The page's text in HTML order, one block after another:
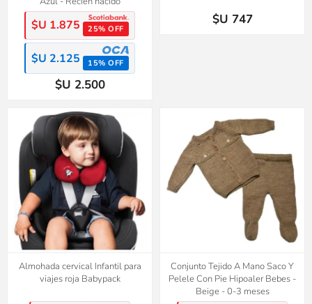
$U 1.875 25% OFF
$U 2.125 15% OFF
$U 2.500
$U 747
Almohada cervical Infantil para
viajes roja Babypack
Conjunto Tejido A Mano Saco Y
Pelele Con Pie Hipoaler Bebes -
Beige - 0-3 meses